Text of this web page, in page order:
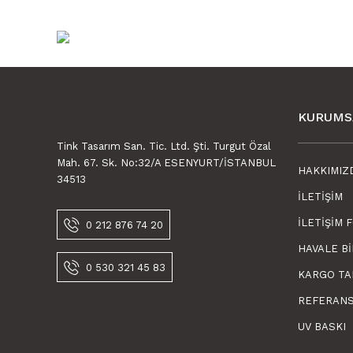
Tink Kendinden Yapışkanlı Karma Fas Dekoratif Mini Pvc
450,00 TL KDV Dahil
Tink Kendinden Yapışkanlı Fayans Karo Deniz Kestaneleri
Tink Tasarım San. Tic. Ltd. Şti. Turgut Özal
Mah. 67. Sk. No:32/A ESENYURT/İSTANBUL
34513
0 212 876 74 20
0 530 321 45 83
İLETIŞIM
İLETIŞIM
HAVALE
KARGO
UV BASKI